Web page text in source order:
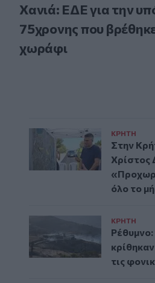
Χανιά: ΕΔΕ για την
75χρονης που
χωράφι
ΚΡΗΤΗ
Στην
Χρίστος
όλο το
ΚΡΗΤΗ
Ρέθυμνο:
τις